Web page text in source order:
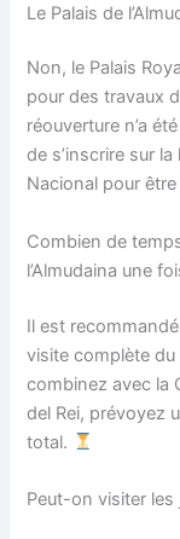
Le Palais de
Non, le Palais
pour des travaux
réouverture n’a
de s’inscrire sur
Nacional pour
Combien de
l’Almudaina une
Il est
visite complète du
combinez avec la
del Rei, prévoyez
total.
Peut-on visiter les